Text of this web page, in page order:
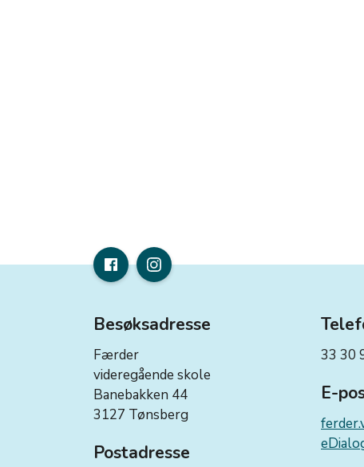
Besøksadresse
Færder
videregående skole
Banebakken 44
3127 Tønsberg
Postadresse
33 30
E-